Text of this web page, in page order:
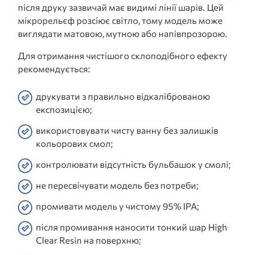
після друку зазвичай має видимі лінії шарів. Цей
мікрорельєф розсіює світло, тому модель може
виглядати матовою, мутною або напівпрозорою.
Для отримання чистішого склоподібного ефекту
рекомендується:
друкувати з правильно відкаліброваною
експозицією;
використовувати чисту ванну без залишків
кольорових смол;
контролювати відсутність бульбашок у смолі;
не пересвічувати модель без потреби;
промивати модель у чистому 95% IPA;
після промивання наносити тонкий шар High
Clear Resin на поверхню;